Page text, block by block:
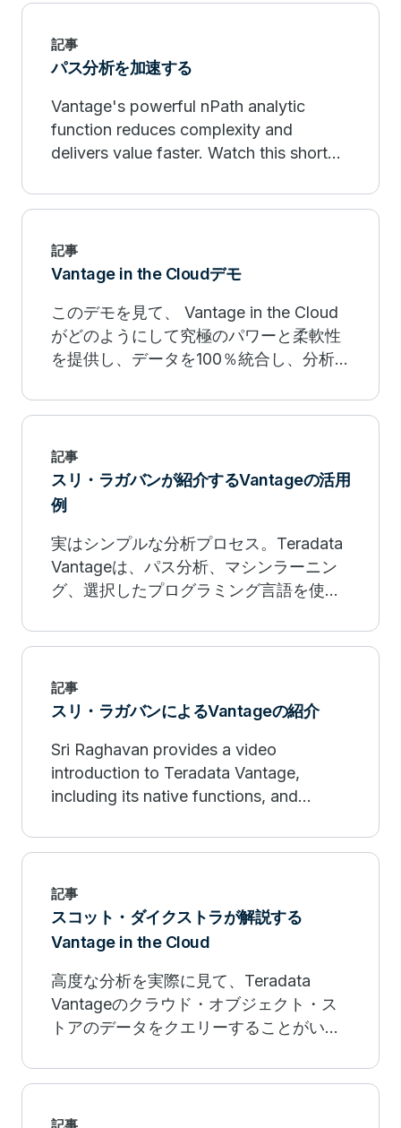
記事
パス分析を加速する
Vantage's powerful nPath analytic
function reduces complexity and
delivers value faster. Watch this short
analysis in action.
記事
Vantage in the Cloudデモ
このデモを見て、 Vantage in the Cloud
がどのようにして究極のパワーと柔軟性
を提供し、データを100％統合し、分析
してリアルタイムの回答を推進する方法
記事
スリ・ラガバンが紹介するVantageの活用
例
実はシンプルな分析プロセス。Teradata
Vantageは、パス分析、マシンラーニン
グ、選択したプログラミング言語を使っ
を見る。
記事
スリ・ラガバンによるVantageの紹介
Sri Raghavan provides a video
introduction to Teradata Vantage,
including its native functions, and
problem. Watch now.
記事
スコット・ダイクストラが解説する
Vantage in the Cloud
高度な分析を実際に見て、Teradata
Vantageのクラウド・オブジェクト・ス
トアのデータをクエリーすることがいか
く。詳細を見る。